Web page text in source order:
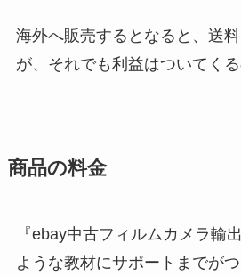
海外へ販売するとなると、送
が、それでも利益はついてく
商品の料金
『ebay中古フィルムカメラ輸
ような教材にサポートまでがつ